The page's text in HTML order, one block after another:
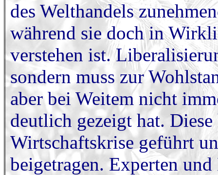
des Welthandels
während sie doch in
verstehen ist.
sondern muss zur
aber bei Weitem nicht
deutlich gezeigt hat.
Wirtschaftskrise geführt
beigetragen. Experten